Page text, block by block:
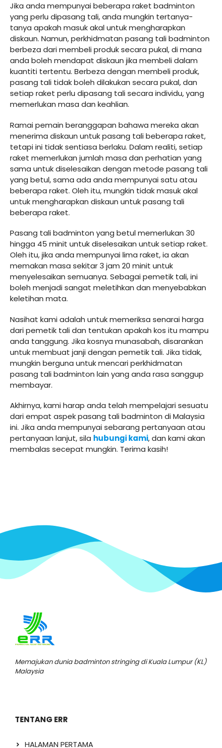
Jika anda mempunyai beberapa raket badminton
yang perlu dipasang tali, anda mungkin tertanya-
tanya apakah masuk akal untuk mengharapkan
diskaun. Namun, perkhidmatan pasang tali badminton
berbeza dari membeli produk secara pukal, di mana
anda boleh mendapat diskaun jika membeli dalam
kuantiti tertentu. Berbeza dengan membeli produk,
pasang tali tidak boleh dilakukan secara pukal, dan
setiap raket perlu dipasang tali secara individu, yang
memerlukan masa dan keahlian.
Ramai pemain beranggapan bahawa mereka akan
menerima diskaun untuk pasang tali beberapa raket,
tetapi ini tidak sentiasa berlaku. Dalam realiti, setiap
raket memerlukan jumlah masa dan perhatian yang
sama untuk diselesaikan dengan metode pasang tali
yang betul, sama ada anda mempunyai satu atau
beberapa raket. Oleh itu, mungkin tidak masuk akal
untuk mengharapkan diskaun untuk pasang tali
beberapa raket.
Pasang tali badminton yang betul memerlukan 30
hingga 45 minit untuk diselesaikan untuk setiap raket.
Oleh itu, jika anda mempunyai lima raket, ia akan
memakan masa sekitar 3 jam 20 minit untuk
menyelesaikan semuanya. Sebagai pemetik tali, ini
boleh menjadi sangat meletihkan dan menyebabkan
keletihan mata.
Nasihat kami adalah untuk memeriksa senarai harga
dari pemetik tali dan tentukan apakah kos itu mampu
anda tanggung. Jika kosnya munasabah, disarankan
untuk membuat janji dengan pemetik tali. Jika tidak,
mungkin berguna untuk mencari perkhidmatan
pasang tali badminton lain yang anda rasa sanggup
membayar.
Akhirnya, kami harap anda telah mempelajari sesuatu
dari empat aspek pasang tali badminton di Malaysia
ini. Jika anda mempunyai sebarang pertanyaan atau
pertanyaan lanjut, sila hubungi kami, dan kami akan
membalas secepat mungkin. Terima kasih!
Memajukan dunia badminton stringing di Kuala Lumpur (KL)
Malaysia
TENTANG ERR
HALAMAN PERTAMA